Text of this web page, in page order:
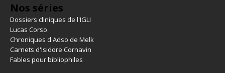
Nos séries
Dossiers cliniques de l'IGLI
Lucas Corso
Chroniques d'Adso de Melk
Carnets d'Isidore Cornavin
Fables pour bibliophiles